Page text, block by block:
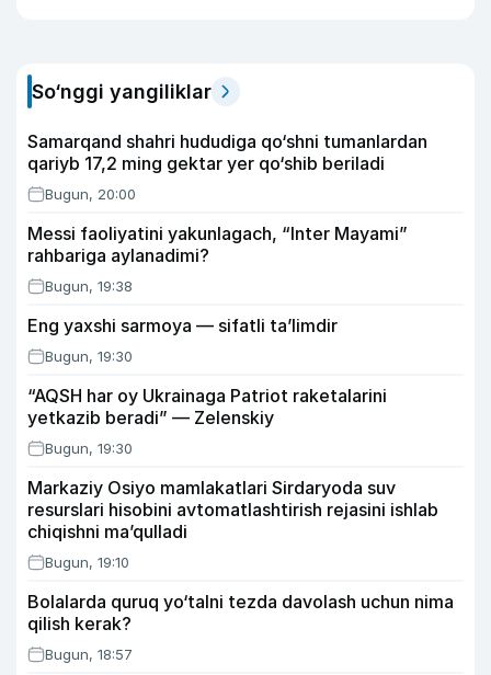
So‘nggi yangiliklar
Samarqand shahri hududiga qo‘shni tumanlardan
qariyb 17,2 ming gektar yer qo‘shib beriladi
Bugun, 20:00
Messi faoliyatini yakunlagach, “Inter Mayami”
rahbariga aylanadimi?
Bugun, 19:38
Eng yaxshi sarmoya — sifatli ta’limdir
Bugun, 19:30
“AQSH har oy Ukrainaga Patriot raketalarini
yetkazib beradi” — Zelenskiy
Bugun, 19:30
Markaziy Osiyo mamlakatlari Sirdaryoda suv
resurslari hisobini avtomatlashtirish rejasini ishlab
chiqishni ma’qulladi
Bugun, 19:10
Bolalarda quruq yo‘talni tezda davolash uchun nima
qilish kerak?
Bugun, 18:57